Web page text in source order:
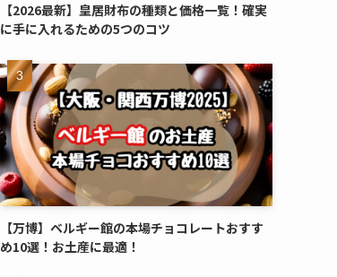
【2026最新】皇居財布の種類と価格一覧！確実
に手に入れるための5つのコツ
【万博】ベルギー館の本場チョコレートおすす
め10選！お土産に最適！